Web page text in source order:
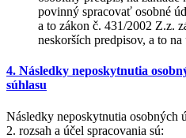
povinný spracovať osobné
a to zákon č. 431/2002 Z.z.
neskorších predpisov, a to
4. Následky neposkytnutia
súhlasu
Následky neposkytnutia osobných
2. rozsah a účel spracovania sú: